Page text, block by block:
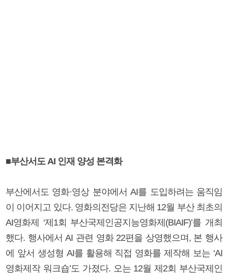
■부산서도 AI 인재 양성 본격화
부산에서도 영화·영상 분야에서 AI를 도입하려는 움직임
이 이어지고 있다. 영화의전당은 지난해 12월 부산 최초의
AI영화제 ‘제1회 부산국제인공지능영화제(BIAIF)’를 개최
했다. 행사에서 AI 관련 영화 22편을 상영했으며, 본 행사
에 앞서 생성형 AI를 활용해 직접 영화를 제작해 보는 ‘AI
영화제작 워크숍’도 가졌다. 오는 12월 제2회 부산국제인